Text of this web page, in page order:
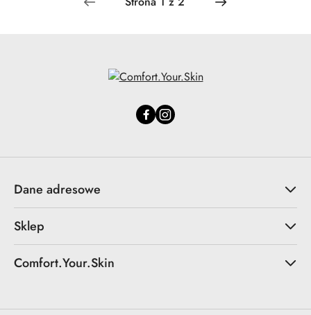
Dane adresowe
Sklep
Comfort.Your.Skin